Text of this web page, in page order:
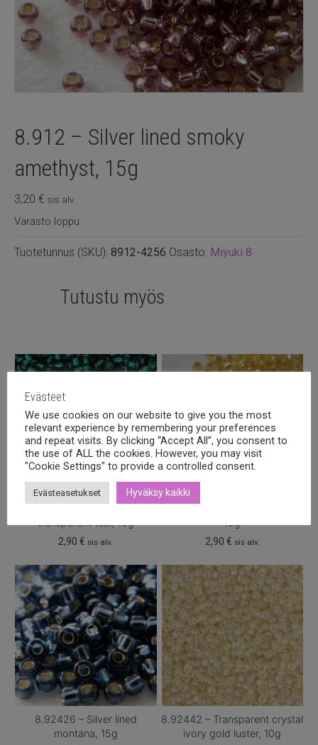
8.912 – Silver lined smoky
amethyst, 15g
3,20 € sis alv.
Varasto loppu
Tuotetunnus (SKU): 8912-4256 Osasto: Miyuki 8
Tutustu myös
transparent teal, 10g
2,90€ sis alv.
10g
2,90 € sis alv.
8.92426 – Silver lined
montana, 15g
8.92442 – Transparent crystal
ivory gold luster, 10g
Evästeet
We use cookies on our website to give you the most
relevant experience by remembering your preferences
and repeat visits. By clicking “Accept All”, you consent to
the use of ALL the cookies. However, you may visit
"Cookie Settings" to provide a controlled consent.
Evästeasetukset Hyväksy kaikki